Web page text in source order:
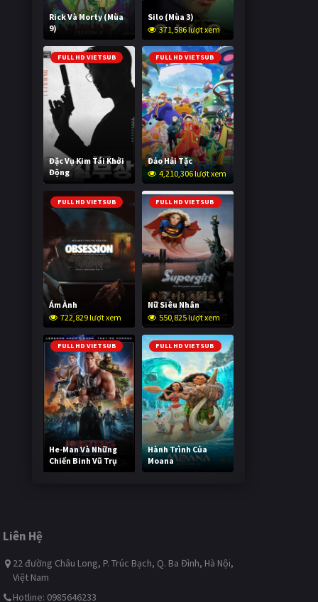
Rick Và Morty (Mùa
9)
3,000,337 lượt xem
Silo (Mùa 3)
371,586 lượt xem
FULL HD VIETSUB
Đặc Vụ Kim Tái Khởi
Động
599,584 lượt xem
FULL HD VIETSUB
Đảo Hải Tặc
4,210,306 lượt xem
FULL HD VIETSUB
Ám Ảnh
722,829 lượt xem
FULL HD VIETSUB
Nữ Siêu Nhân
550,825 lượt xem
FULL HD VIETSUB
He-Man Và Những
Chiến Binh Vũ Trụ
241,804 lượt xem
FULL HD VIETSUB
Hành Trình Của
Moana
492,874 lượt xem
Liên Hệ
22 đường Châu Long, P. Trúc Bạch, Q. Ba Đình, Hà Nội,
Việt Nam
Hotline: 0985646233